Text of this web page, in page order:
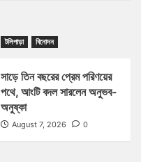
টলিপাড়া বিনোদন
সাড়ে তিন বছরের প্রেম পরিণয়ের
পথে, আংটি বদল সারলেন অনুভব-
অনুষ্কা
August 7, 2026
0